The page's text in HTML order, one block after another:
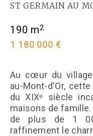
ST GERMAIN AU
190 m2
1 180 000 €
Au cœur du village
au-Mont-d'Or,
du XIXᵉ siècle
maisons de
de plus de 1
raffinement le